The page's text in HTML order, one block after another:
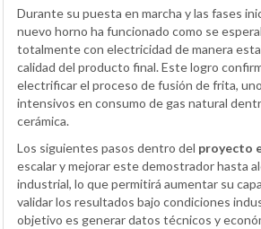
Durante su puesta en marcha y las fases
nuevo horno ha funcionado como se
totalmente con electricidad de manera
calidad del producto final. Este logro
electrificar el proceso de fusión de frita,
intensivos en consumo de gas natural
cerámica.
Los siguientes pasos dentro del proyecto
escalar y mejorar este demostrador hasta
industrial, lo que permitirá aumentar su
validar los resultados bajo condiciones
objetivo es generar datos técnicos y